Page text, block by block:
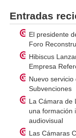
Entradas
El presidente
Foro
Hibiscus
Empresa
Nuevo
Subvenciones
La Cámara de
una formación
audiovisual
Las Cámaras